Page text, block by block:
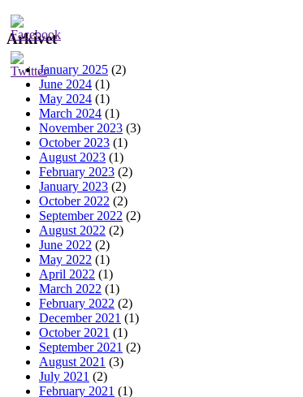
Arkivet
January 2025 (2)
June 2024 (1)
May 2024 (1)
March 2024 (1)
November 2023 (3)
October 2023 (1)
August 2023 (1)
February 2023 (2)
January 2023 (2)
October 2022 (2)
September 2022 (2)
August 2022 (2)
June 2022 (2)
May 2022 (1)
April 2022 (1)
March 2022 (1)
February 2022 (2)
December 2021 (1)
October 2021 (1)
September 2021 (2)
August 2021 (3)
July 2021 (2)
February 2021 (1)